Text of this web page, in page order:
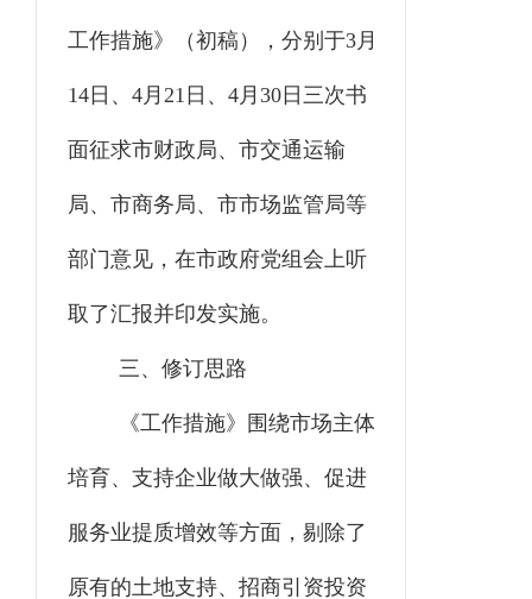
工作措施》（初稿） ，分别于3月
14 日、 4月 21 日、 4月 30 日三次书
面征求市财政局、市交通运输
局、 市商务局、 市市场监管局等
部门意见 ，在市政府党组会上听
取了汇报并印发实施。
三、 修订思路
《工作措施》围绕市场主体
培育、支持企业做大做强、促进
服务业提质增效等方面，剔除了
原有的土地支持、招商引资投资